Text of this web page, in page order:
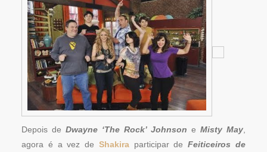
Depois de Dwayne ‘The Rock’ Johnson e Misty May
agora é a vez de Shakiraparticipar deFeiticeiros de